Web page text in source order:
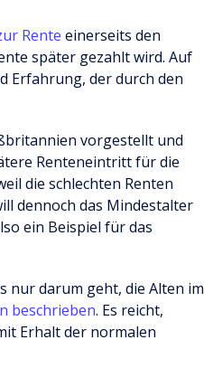
Rente einerseits den
später gezahlt wird. Auf
Erfahrung, der durch den
vorgestellt und
Renteneintritt für die
die schlechten Renten
dennoch das Mindestalter
ein Beispiel für das
nur darum geht, die Alten im
beschrieben. Es reicht,
Erhalt der normalen